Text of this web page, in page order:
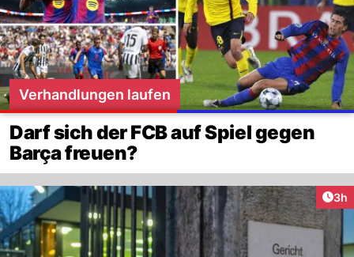
Verhandlungen laufen
Darf sich der FCB auf Spiel gegen
Barça freuen?
3h